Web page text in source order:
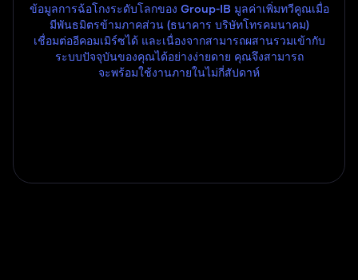
ข้อมูลการฉ้อโกงระดับโลกของ Group-IB มูลค่าเพิ่มทวีคูณเมื่อ
มีพันธมิตรข้ามภาคส่วน (ธนาคาร บริษัทโทรคมนาคม)
เชื่อมต่ออีคอมเมิร์ซได้ และเนื่องจากสามารถผสานรวมเข้ากับ
ระบบปัจจุบันของคุณได้อย่างง่ายดาย คุณจึงสามารถ
จะพร้อมใช้งานภายในไม่กี่สัปดาห์